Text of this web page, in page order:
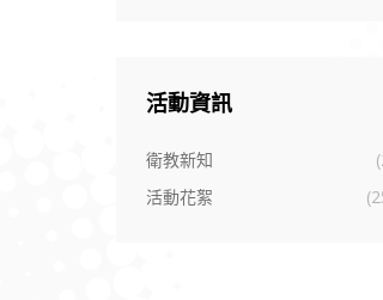
活動資訊
衛教新知
活動花絮